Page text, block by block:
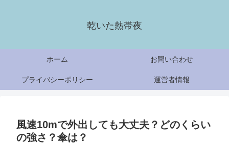
乾いた熱帯夜
ホーム お問い合わせ
プライバシーポリシー 運営者情報
風速10mで外出しても大丈夫？どのくらい
の強さ？傘は？